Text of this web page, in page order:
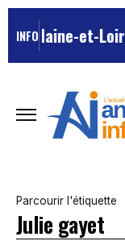
INFO
Maine-et-Loire ?
Parcourir l'étiquette
Julie gayet